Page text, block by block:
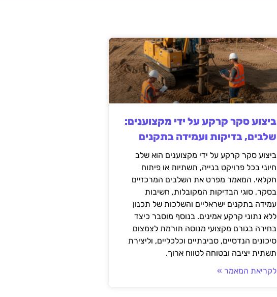
ביצוע סקר קרקע על ידי מקצוענים:
שלבים, בדיקות ועמידה בתקנים
ביצוע סקר קרקע על ידי מקצוענים הוא שלב
חיוני בכל פרויקט בנייה, תשתיות או פיתוח
חקלאי. המאמר מפרט את השלבים המרכזיים
בסקר, סוגי הבדיקות המקובלות, חשיבות
עמידה בתקנים ישראליים והשלכות של תכנון
ללא נתוני קרקע אמינים. בנוסף מוסבר כיצד
בחירה בגורם מקצועי מנוסה תורמת לצמצום
סיכונים הנדסיים, סביבתיים וכלכליים, וליצירת
תשתית יציבה ובטוחה לטווח ארוך.
לקריאת המאמר »